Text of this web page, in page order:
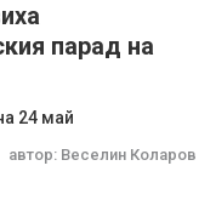
парад на
24 май
автор: Веселин Коларов